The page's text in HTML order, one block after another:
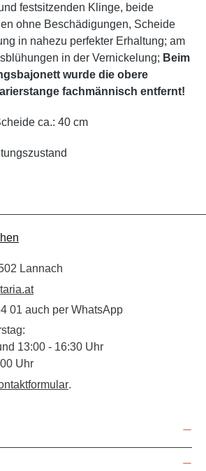
festsitzenden Klinge, beide
ohne Beschädigungen, Scheide
in nahezu perfekter Erhaltung; am
in der Vernickelung; Beim
wurde die obere
fachmännisch entfernt!
ca.: 40 cm
Lannach
01 auch per WhatsApp
13:00 - 16:30 Uhr
Uhr
.